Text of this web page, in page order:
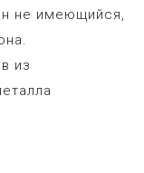
не имеющийся,
из